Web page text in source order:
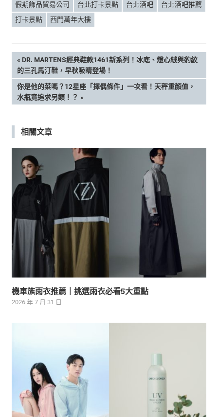
假期飾品貿易公司
台北打卡景點 台北酒吧
台北酒吧推薦
打卡景點
西門萬年大樓
文
章
導
覽
PREVIOUS
POST:
DR. MARTENS經典鞋款1461新系列！冰底、燈心絨與豹紋
的三孔馬汀鞋，早秋吸睛登場！
NEXT
POST:
你是他的菜嗎？12星座「擇偶條件」一次看！天秤重顏值，
水瓶竟追求另類！？
相關文章
機車族雨衣推薦｜挑選雨衣必看5大重點
2026 年 7 月 31 日